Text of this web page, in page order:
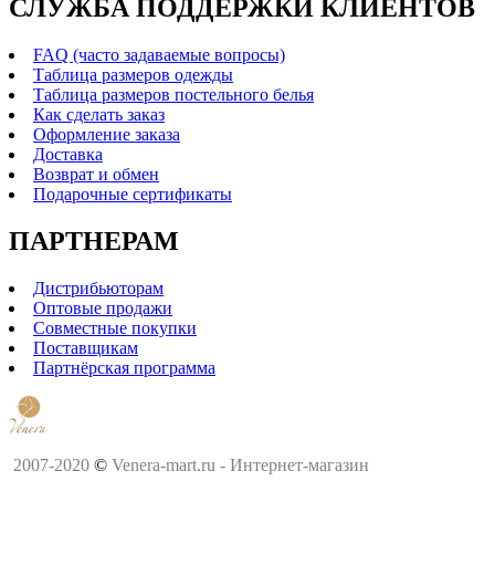
СЛУЖБА ПОДДЕРЖКИ КЛИЕНТОВ
FAQ (часто задаваемые вопросы)
Таблица размеров одежды
Таблица размеров постельного белья
Как сделать заказ
Оформление заказа
Доставка
Возврат и обмен
Подарочные сертификаты
ПАРТНЕРАМ
Дистрибьюторам
Оптовые продажи
Совместные покупки
Поставщикам
Партнёрская программа
2007-2020 © Venera-mart.ru - Интернет-магазин